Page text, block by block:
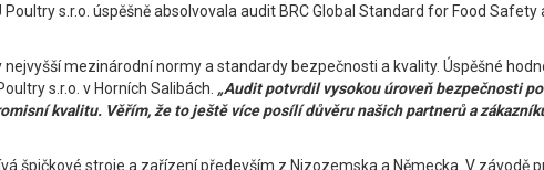
s.r.o. úspěšně absolvovala audit BRC Global Standard for Food
mezinárodní normy a standardy bezpečnosti a kvality. Úspěšné
s.r.o. v Horních Salibách. „Audit potvrdil vysokou úroveň bezpečnosti
kvalitu. Věřím, že to ještě více posílí důvěru našich partnerů a
špičkové stroje a zařízení především z Nizozemska a Německa. V